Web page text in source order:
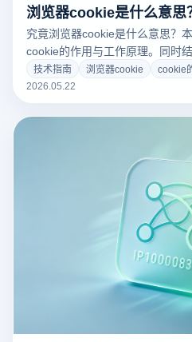
究竟浏览器cookie是什么意思？
cookie的作用与工作原理。同时
跨境电商、多账号矩阵运营中如
Cookie的深度沙盒隔离，彻底告
技术指南 浏览器cookie
cookie
2026.05.22